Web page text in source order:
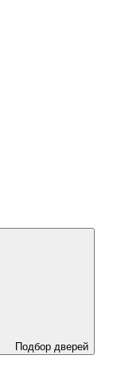
Подбор дверей